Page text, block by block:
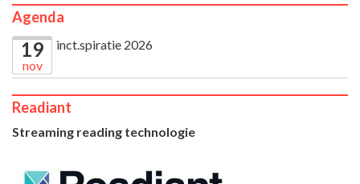
Agenda
19
nov
inct.spiratie 2026
Readiant
Streaming reading technologie